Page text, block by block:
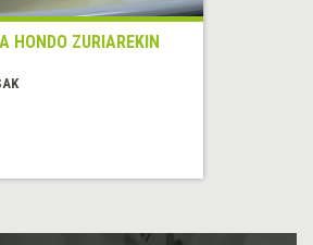
HONDO ZURIAREKIN